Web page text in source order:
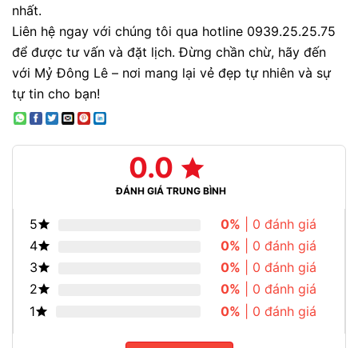
nhất.
Liên hệ ngay với chúng tôi qua hotline 0939.25.25.75
để được tư vấn và đặt lịch. Đừng chần chừ, hãy đến
với Mỷ Đông Lê – nơi mang lại vẻ đẹp tự nhiên và sự
tự tin cho bạn!
0.0
ĐÁNH GIÁ TRUNG BÌNH
5 0% | 0 đánh giá
4
0% | 0 đánh giá
3
0% | 0 đánh giá
2
0% | 0 đánh giá
1
0% | 0 đánh giá